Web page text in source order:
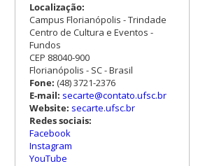
Localização:
Campus Florianópolis - Trindade
Centro de Cultura e Eventos -
Fundos
CEP 88040-900
Florianópolis - SC - Brasil
Fone: (48) 3721-2376
E-mail: secarte@contato.ufsc.br
Website: secarte.ufsc.br
Redes sociais:
Facebook
Instagram
YouTube